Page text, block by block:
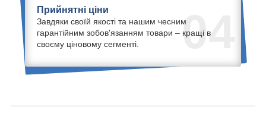
04
Прийнятні ціни
Завдяки своїй якості та нашим чесним
гарантійним зобов'язанням товари – кращі в
своєму ціновому сегменті.